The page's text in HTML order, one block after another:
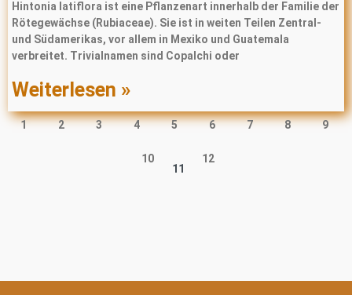
Hintonia latiflora ist eine Pflanzenart innerhalb der Familie der
Rötegewächse (Rubiaceae). Sie ist in weiten Teilen Zentral-
und Südamerikas, vor allem in Mexiko und Guatemala
verbreitet. Trivialnamen sind Copalchi oder
Weiterlesen »
1 2 3 4 5 6 7 8 9
10
11
12